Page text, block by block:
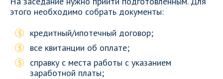
этого необходимо собрать документы:
кредитный/ипотечный договор;
все квитанции об оплате;
справку с места работы с указанием
заработной платы;